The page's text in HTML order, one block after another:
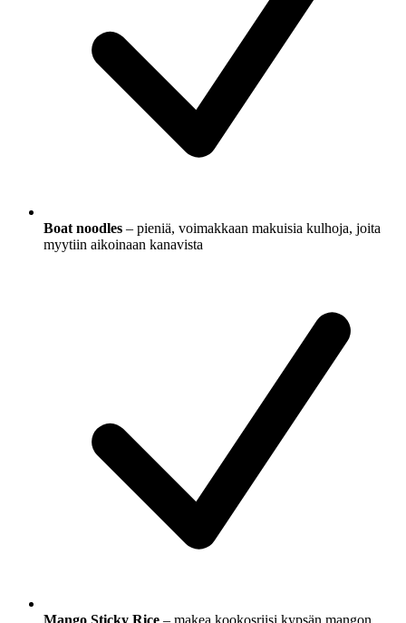
Boat noodles – pieniä, voimakkaan makuisia kulhoja, joita
myytiin aikoinaan kanavista
Mango Sticky Rice – makea kookosriisi kypsän mangon